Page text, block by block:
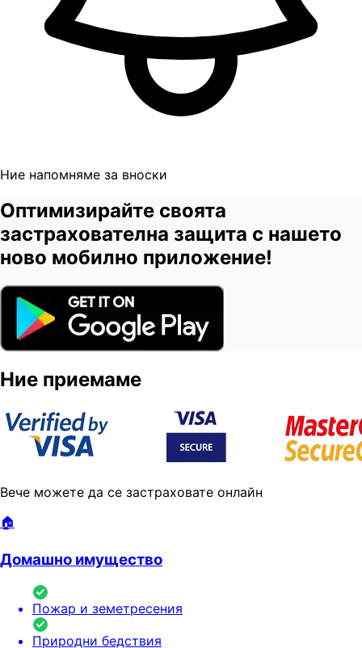
Ние напомняме за вноски
Оптимизирайте своята
застрахователна защита с нашето
ново мобилно приложение!
Ние приемаме
Вече можете да се застраховате онлайн
🏠
Домашно имущество
Пожар и земетресения
Природни бедствия